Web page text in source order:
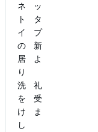
ネッ
トタ
イプ
の新
居よ
り
洗礼
を受
けま
し